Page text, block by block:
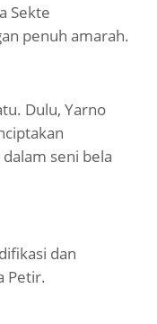
Sekte
penuh amarah.
Dulu, Yarno
seni bela
dan
Petir.